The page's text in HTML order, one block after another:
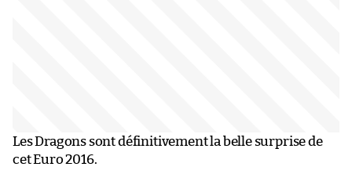
Les Dragons sont définitivement la belle surprise de
cet Euro 2016.